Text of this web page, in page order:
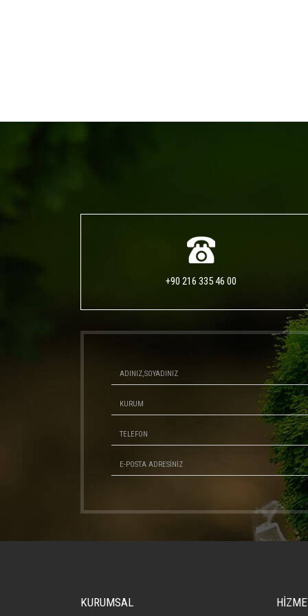
+90 216 335 46 00
KURUMSAL